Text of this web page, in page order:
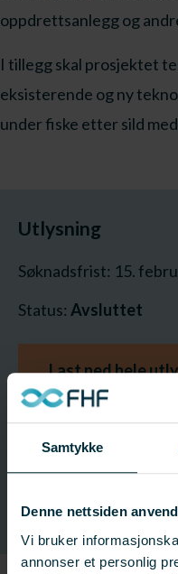
Samtykke
Denne nettsiden
Vi bruker
annonser et personlig
oppdrettsanlegg og
I tillegg skal prosjektet
eksisterende og ny
under fiske etter sild
Utlysning
Søknadsfrist: 15.
Status: Avsluttet
Last ned hele
Rita Naustvik